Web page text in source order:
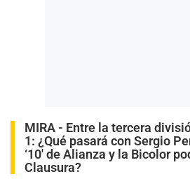
MIRA - Entre la tercera
1: ¿Qué pasará con Sergio
‘10′ de Alianza y la Bicolor
Clausura?